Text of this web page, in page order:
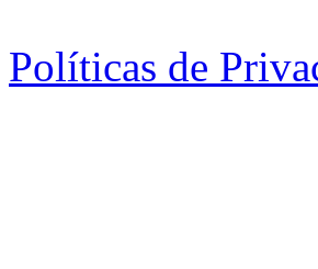
Políticas de